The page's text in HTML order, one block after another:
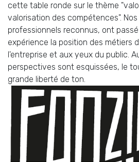
cette table ronde sur le thème
valorisation des compétences".
professionnels reconnus, ont
expérience la position des métiers
l'entreprise et aux yeux du public.
perspectives sont esquissées, le
grande liberté de ton.